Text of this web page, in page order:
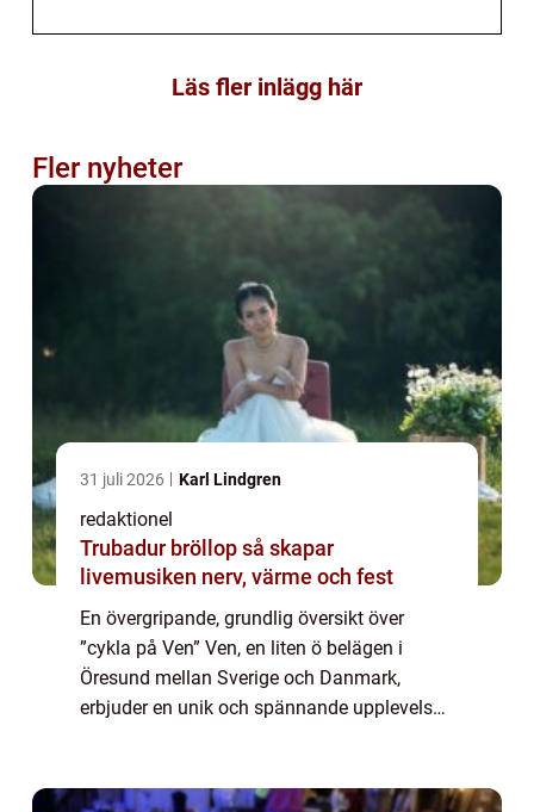
Läs fler inlägg här
Fler nyheter
31 juli 2026 Karl Lindgren
redaktionel
Trubadur bröllop så skapar
livemusiken nerv, värme och fest
En övergripande, grundlig översikt över
”cykla på Ven” Ven, en liten ö belägen i
Öresund mellan Sverige och Danmark,
erbjuder en unik och spännande upplevelse